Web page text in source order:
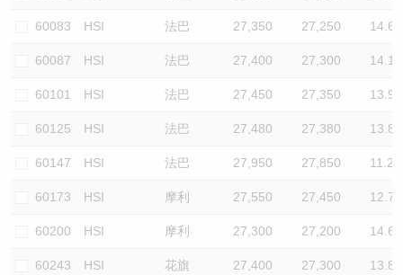
60083 HSI 法巴 27,350 27,250 14.6
60087 HSI 法巴 27,400 27,300 14.1
60101 HSI 法巴 27,450 27,350 13.9
60125 HSI 法巴 27,480 27,380 13.8
60147 HSI 法巴 27,950 27,850 11.2
60173 HSI 摩利 27,550 27,450 12.7
60200 HSI 摩利 27,300 27,200 14.6
60243 HSI 花旗 27,400 27,300 13.8